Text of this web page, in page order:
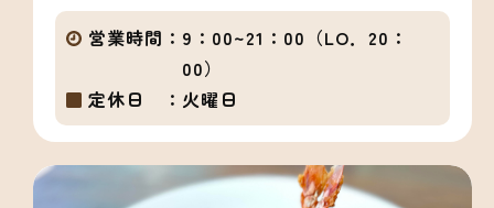
営業時間： 9：00~21：00（LO．20：
00）
定休日 ： 火曜日